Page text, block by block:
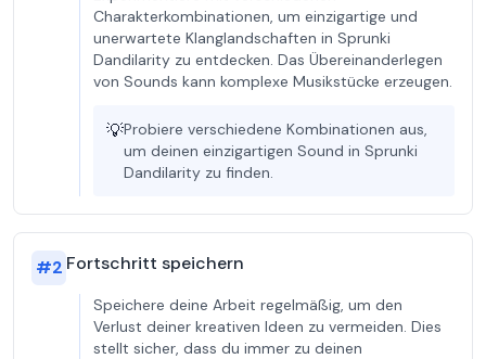
Charakterkombinationen, um einzigartige und
unerwartete Klanglandschaften in Sprunki
Dandilarity zu entdecken. Das Übereinanderlegen
von Sounds kann komplexe Musikstücke erzeugen.
💡Probiere verschiedene Kombinationen aus,
um deinen einzigartigen Sound in Sprunki
Dandilarity zu finden.
#2 Fortschritt speichern
Speichere deine Arbeit regelmäßig, um den
Verlust deiner kreativen Ideen zu vermeiden. Dies
stellt sicher, dass du immer zu deinen